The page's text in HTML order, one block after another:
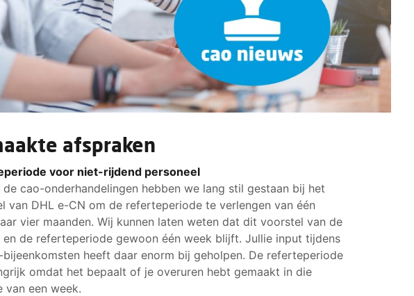
afspraken
voor niet-rijdend personeel
de cao-onderhandelingen hebben we lang stil gestaan bij het
van DHL e-CN om de referteperiode te verlengen van één
vier maanden. Wij kunnen laten weten dat dit voorstel van de
en de referteperiode gewoon één week blijft. Jullie input tijdens
heeft daar enorm bij geholpen. De referteperiode
omdat het bepaalt of je overuren hebt gemaakt in die
van een week.